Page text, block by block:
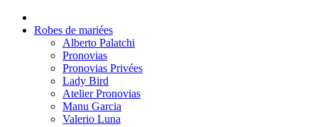
Robes de mariées
Alberto Palatchi
Pronovias
Pronovias Privées
Lady Bird
Atelier Pronovias
Manu Garcia
Valerio Luna